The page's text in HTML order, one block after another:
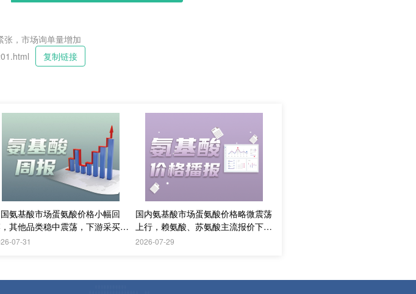
，市场询单量增加
复制链接
氨基酸市场蛋氨酸价格小幅回
其他品类稳中震荡，下游采买需
续偏弱；欧洲采购情绪更加谨慎
07-31
国内氨基酸市场蛋氨酸价格略微震荡
上行，赖氨酸、苏氨酸主流报价下
调，实际购销偏淡
2026-07-29